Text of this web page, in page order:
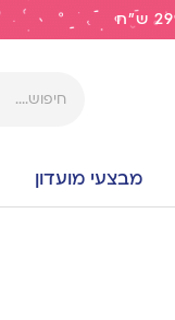
מבצעי מועדון